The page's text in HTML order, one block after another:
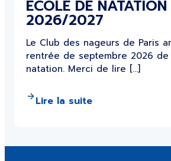
ECOLE DE
2026/2027
Le Club des nageurs de Paris
rentrée de septembre 2026
natation. Merci de lire […]
Lire la suite